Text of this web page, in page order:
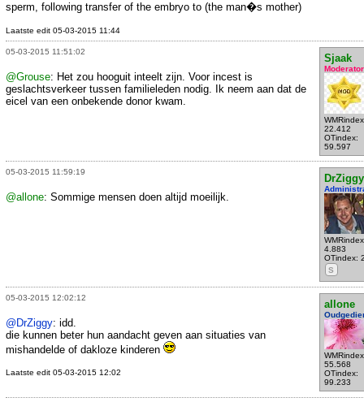
sperm, following transfer of the embryo to (the man�s mother)
Laatste edit 05-03-2015 11:44
05-03-2015 11:51:02
Sjaak
Moderator
22.412
OTindex:
59.597
@Grouse: Het zou hooguit inteelt zijn. Voor incest is
geslachtsverkeer tussen familieleden nodig. Ik neem aan dat de
eicel van een onbekende donor kwam.
05-03-2015 11:59:19
DrZiggy
4.883
OTindex:
S
@allone: Sommige mensen doen altijd moeilijk.
05-03-2015 12:02:12
allone
55.568
OTindex:
99.233
@DrZiggy: idd.
die kunnen beter hun aandacht geven aan situaties van
mishandelde of dakloze kinderen
Laatste edit 05-03-2015 12:02